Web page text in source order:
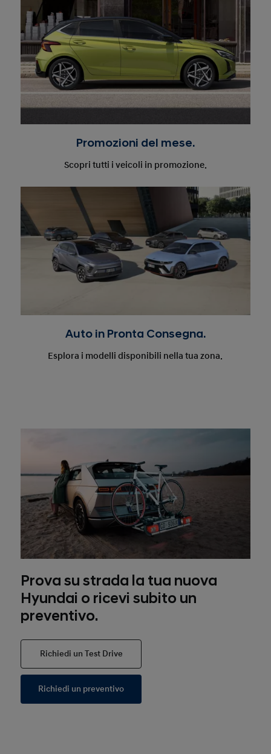
Promozioni del mese.
Scopri tutti i veicoli in promozione.
Auto in Pronta Consegna.
Esplora i modelli disponibili nella tua zona.
Prova su strada la tua nuova
Hyundai o ricevi subito un
preventivo.
Richiedi un Test Drive
Richiedi un preventivo